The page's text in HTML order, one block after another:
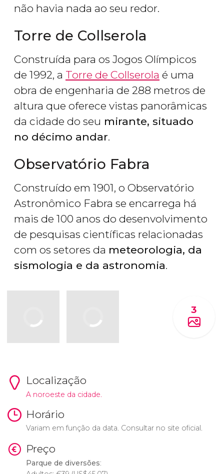
não havia nada ao seu redor.
Torre de Collserola
Construída para os Jogos Olímpicos
de 1992, a Torre de Collserola é uma
obra de engenharia de 288 metros de
altura que oferece vistas panorâmicas
da cidade do seu mirante, situado
no décimo andar.
Observatório Fabra
Construído em 1901, o Observatório
Astronômico Fabra se encarrega há
mais de 100 anos do desenvolvimento
de pesquisas científicas relacionadas
com os setores da meteorologia, da
sismologia e da astronomia.
3
Localização
A noroeste da cidade.
Horário
Variam em função da data. Consultar no site oficial.
Preço
Parque de diversões: